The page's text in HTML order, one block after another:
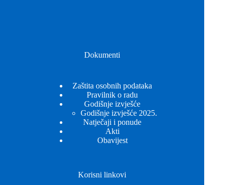
Dokumenti
Zaštita osobnih podataka
Pravilnik o radu
Godišnje izvješće
Godišnje izvješće 2025.
Natječaji i ponude
Akti
Obavijest
Korisni linkovi